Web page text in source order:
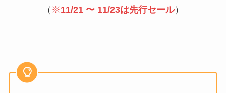
（ ※11/21 〜 11/23は先行セール）